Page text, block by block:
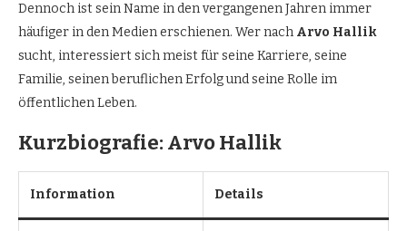
Dennoch ist sein Name in den vergangenen Jahren immer
häufiger in den Medien erschienen. Wer nach Arvo Hallik
sucht, interessiert sich meist für seine Karriere, seine
Familie, seinen beruflichen Erfolg und seine Rolle im
öffentlichen Leben.
Kurzbiografie: Arvo Hallik
Information Details